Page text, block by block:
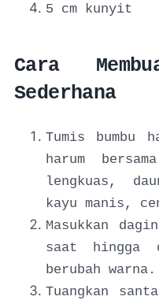
5 cm kunyit
Cara
Sederhana
Tumis bumbu
harum
lengkuas,
kayu manis,
Masukkan
saat hingga
berubah warna.
Tuangkan